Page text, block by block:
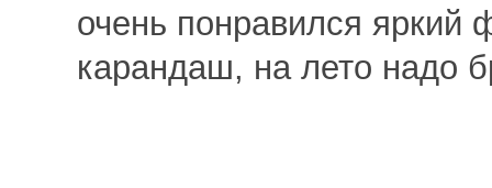
очень понравился яркий
карандаш, на лето надо